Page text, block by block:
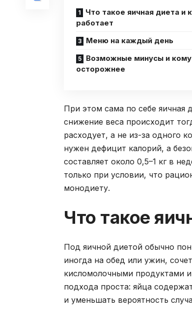
Что такое яичная диета и
работает
Меню на каждый день
Возможные минусы и
осторожнее
При этом сама по себе яичная
снижение веса происходит
расходует, а не из-за одного
нужен дефицит калорий, а
составляет около 0,5–1 кг в
только при условии, что
монодиету.
Что такое
Под яичной диетой обычно
иногда на обед или ужин,
кисломолочными продуктами
подхода проста: яйца
и уменьшать вероятность